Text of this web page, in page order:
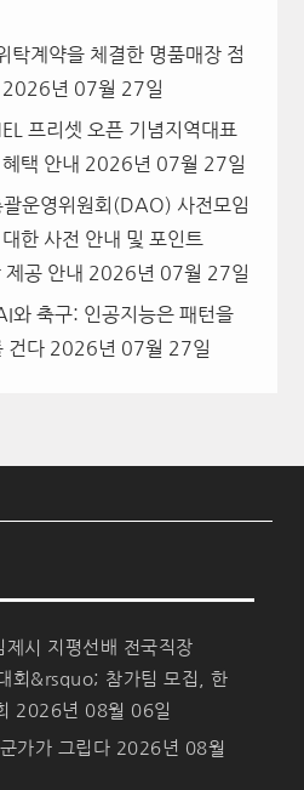
탁계약을 체결한 명품매장 점
2026년 07월 27일
프리셋 오픈 기념지역대표
택 안내 2026년 07월 27일
괄운영위원회(DAO) 사전모임
한 사전 안내 및 포인트
공 안내 2026년 07월 27일
와 축구: 인공지능은 패턴을
건다 2026년 07월 27일
시 지평선배 전국직장
회&rsquo; 참가팀 모집, 한
2026년 08월 06일
가가 그립다 2026년 08월